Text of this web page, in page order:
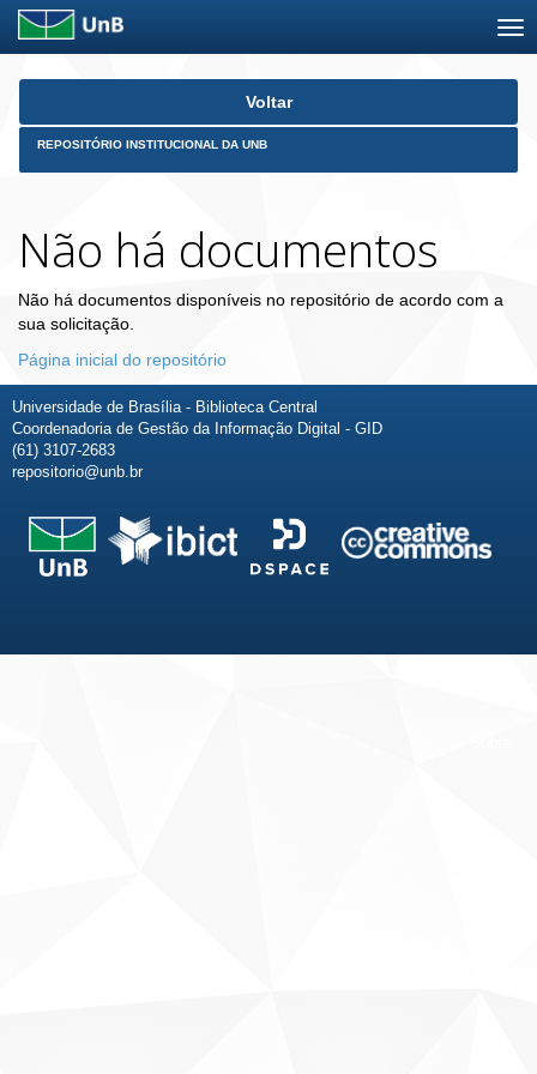
Skip
Voltar
REPOSITÓRIO INSTITUCIONAL DA UNB
Não há documentos
Não há documentos disponíveis no repositório de acordo com a
sua solicitação.
Página inicial do repositório
Universidade de Brasília - Biblioteca Central
Coordenadoria de Gestão da Informação Digital - GID
(61) 3107-2683
repositorio@unb.br